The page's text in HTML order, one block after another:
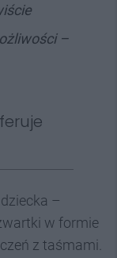
–
–
w formie
z taśmami.